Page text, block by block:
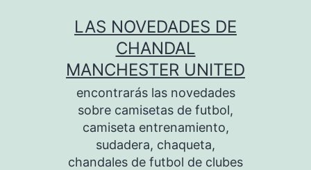
LAS NOVEDADES DE
CHANDAL
MANCHESTER UNITED
encontrarás las novedades
sobre camisetas de futbol,
camiseta entrenamiento,
sudadera, chaqueta,
chandales de futbol de clubes